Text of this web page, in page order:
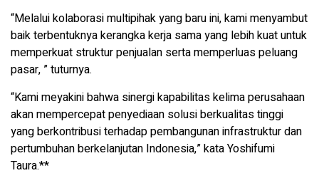
“Melalui kolaborasi multipihak yang baru ini, kami menyambut
baik terbentuknya kerangka kerja sama yang lebih kuat untuk
memperkuat struktur penjualan serta memperluas peluang
pasar, ” tuturnya.
“Kami meyakini bahwa sinergi kapabilitas kelima perusahaan
akan mempercepat penyediaan solusi berkualitas tinggi
yang berkontribusi terhadap pembangunan infrastruktur dan
pertumbuhan berkelanjutan Indonesia,” kata Yoshifumi
Taura.**